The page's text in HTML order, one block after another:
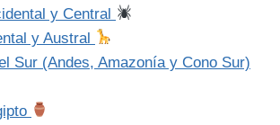
y Central
y Austral
Sur (Andes, Amazonía y Cono Sur)